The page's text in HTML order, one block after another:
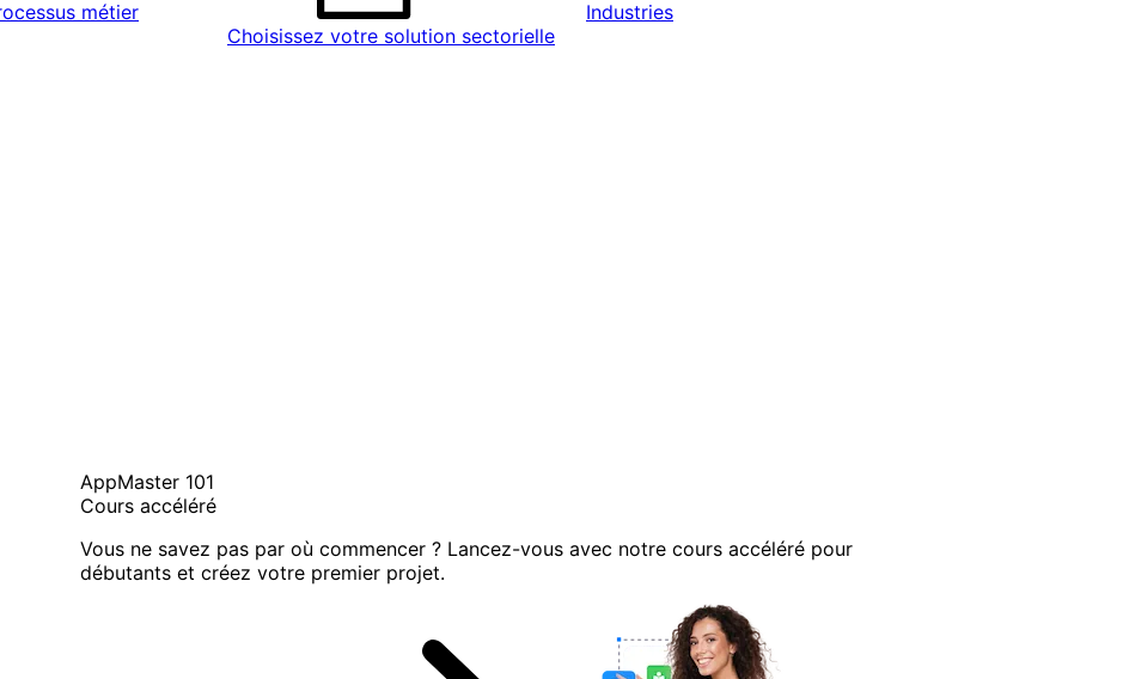
métier
Industries
Choisissez votre solution sectorielle
AppMaster 101
Cours accéléré
Vous ne savez pas par où commencer ? Lancez-vous avec notre cours accéléré pour
débutants et créez votre premier projet.